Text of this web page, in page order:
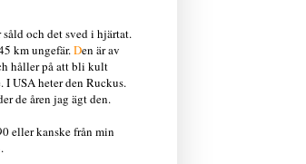
såld och det sved i hjärtat.
km ungefär.Den är av
håller på att bli kult
I USA heter den Ruckus.
de åren jag ägt den.
eller kanske från min